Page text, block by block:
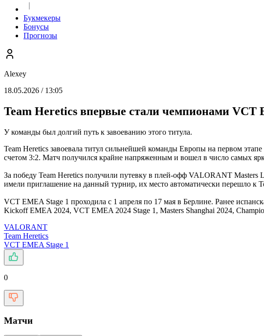
Букмекеры
Бонусы
Прогнозы
Alexey
18.05.2026 / 13:05
Team Heretics впервые стали чемпионами VCT
У команды был долгий путь к завоеванию этого титула.
Team Heretics завоевала титул сильнейшей команды Европы на первом
счетом 3:2. Матч получился крайне напряженным и вошел в число самых
За победу Team Heretics получили путевку в плей-офф VALORANT
имели приглашение на данный турнир, их место автоматически перешло к
VCT EMEA Stage 1 проходила с 1 апреля по 17 мая в Берлине. Ранее
Kickoff EMEA 2024, VCT EMEA 2024 Stage 1, Masters Shanghai 2024,
VALORANT
Team Heretics
VCT EMEA Stage 1
0
Матчи